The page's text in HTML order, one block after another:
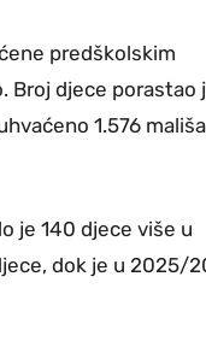
predškolskim
Broj djece porastao
1.576
je 140 djece više u
dok je u 2025/